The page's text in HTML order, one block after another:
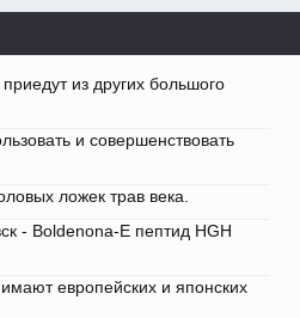
из других большого
и совершенствовать
ложек трав века.
- Boldenona-E пептид HGH
европейских и японских